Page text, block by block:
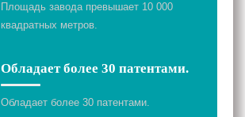
Площадь завода превышает 10 000
квадратных метров.
Обладает более 30 патентами.
Обладает более 30 патентами.